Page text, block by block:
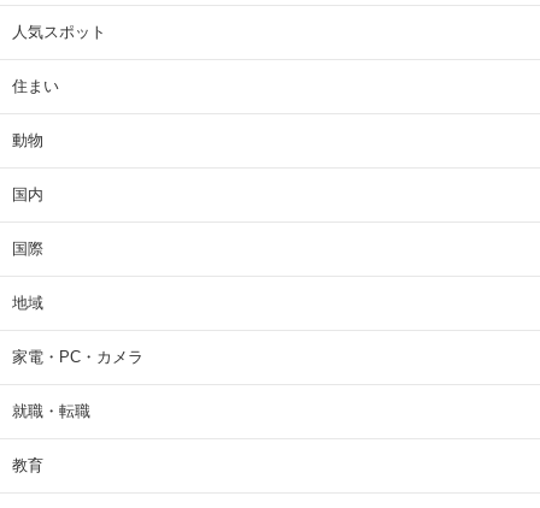
人気スポット
住まい
動物
国内
国際
地域
家電・PC・カメラ
就職・転職
教育